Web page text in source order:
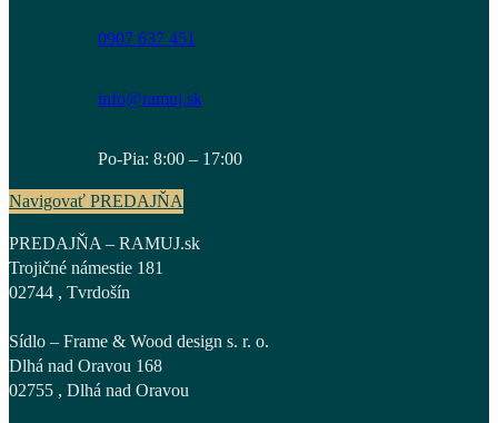
0907 637 451
info@ramuj.sk
Po-Pia: 8:00 – 17:00
Navigovať PREDAJŇA
PREDAJŇA – RAMUJ.sk
Trojičné námestie 181
02744 , Tvrdošín
Sídlo – Frame & Wood design s. r. o.
Dlhá nad Oravou 168
02755 , Dlhá nad Oravou